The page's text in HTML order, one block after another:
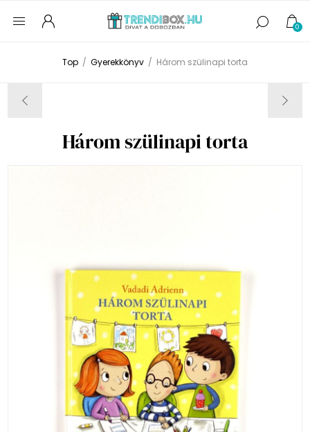
0
Top / Gyerekkönyv / Három szülinapi torta
Három szülinapi torta